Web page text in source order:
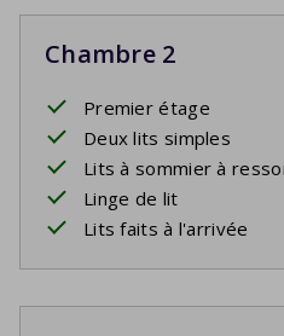
Chambre 2
Premier étage
Deux lits simples
Lits à sommier à
Linge de lit
Lits faits à l'arrivée